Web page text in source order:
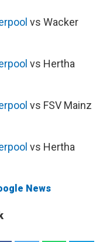
vs Wacker
vs Hertha
vs FSV Mainz
vs Hertha
News